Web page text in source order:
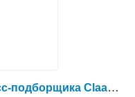
Звездочка Claas z-26 для пресс-подборщика Claas ROLAND 46